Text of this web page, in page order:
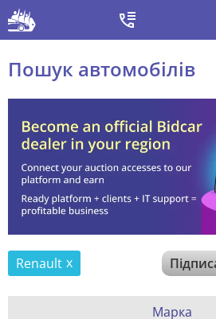
Пошук автомобілів
Renault
Марка